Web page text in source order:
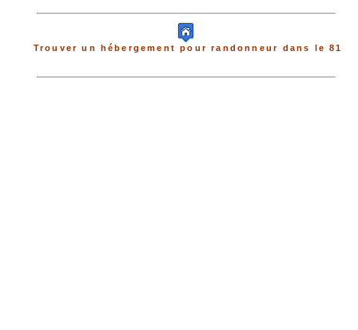
Trouver un hébergement pour randonneur dans le 81